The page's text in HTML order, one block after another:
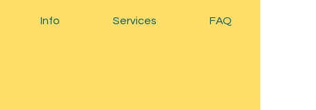
Info Services FAQ